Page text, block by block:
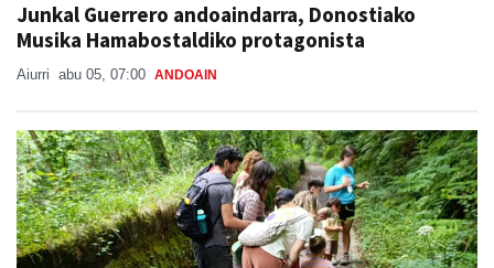
Junkal Guerrero andoaindarra, Donostiako
Musika Hamabostaldiko protagonista
Aiurri abu 05, 07:00 ANDOAIN